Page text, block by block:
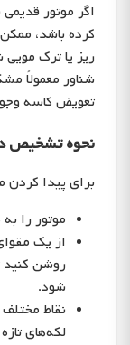
اگر موتور
کرده باشد،
ریز یا ترک
شناور معمولاً
تعویض کاسه
نحوه تشخیص
برای پیدا کردن
موتور را
از یک
روشن
شود.
نقاط
لکه‌های